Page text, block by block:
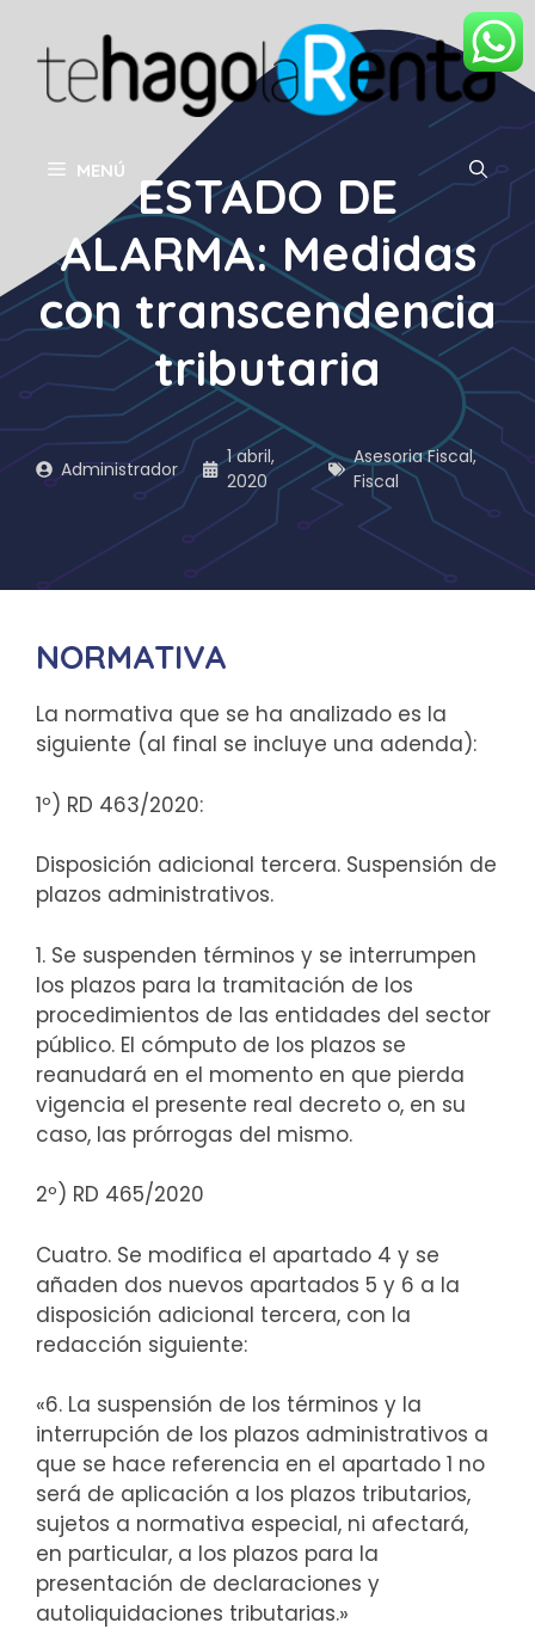
contenido
MENÚ ESTADO DE
ALARMA: Medidas
con transcendencia
tributaria
Administrador
1 abril,
2020
Asesoria Fiscal,
Fiscal
NORMATIVA
La normativa que se ha analizado es la
siguiente (al final se incluye una adenda):
1º) RD 463/2020:
Disposición adicional tercera. Suspensión de
plazos administrativos.
1. Se suspenden términos y se interrumpen
los plazos para la tramitación de los
procedimientos de las entidades del sector
público. El cómputo de los plazos se
reanudará en el momento en que pierda
vigencia el presente real decreto o, en su
caso, las prórrogas del mismo.
2º) RD 465/2020
Cuatro. Se modifica el apartado 4 y se
añaden dos nuevos apartados 5 y 6 a la
disposición adicional tercera, con la
redacción siguiente:
«6. La suspensión de los términos y la
interrupción de los plazos administrativos a
que se hace referencia en el apartado 1 no
será de aplicación a los plazos tributarios,
sujetos a normativa especial, ni afectará,
en particular, a los plazos para la
presentación de declaraciones y
autoliquidaciones tributarias.»